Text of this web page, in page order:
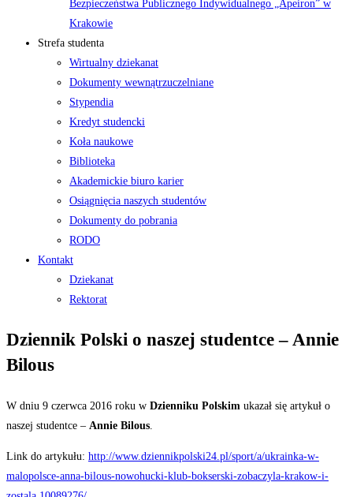
Bezpieczeństwa Publicznego Indywidualnego „Apeiron” w
Krakowie
Strefa studenta
Wirtualny dziekanat
Dokumenty wewnątrzuczelniane
Stypendia
Kredyt studencki
Koła naukowe
Biblioteka
Akademickie biuro karier
Osiągnięcia naszych studentów
Dokumenty do pobrania
RODO
Kontakt
Dziekanat
Rektorat
Dziennik Polski o naszej studentce – Annie
Bilous
W dniu 9 czerwca 2016 roku w Dzienniku Polskim ukazał się artykuł o
naszej studentce – Annie Bilous
Link do artykułu: http://www.dziennikpolski24.pl/sport/a/ukrainka-w-
malopolsce-anna-bilous-nowohucki-klub-bokserski-zobaczyla-krakow-i-